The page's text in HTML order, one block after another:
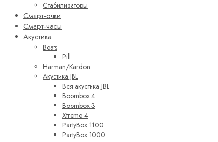
Стабилизаторы
Смарт-очки
Смарт-часы
Акустика
Beats
Pill
Harman/Kardon
Акустика JBL
Вся акустика JBL
Boombox 4
Boombox 3
Xtreme 4
PartyBox 1100
PartyBox 1000